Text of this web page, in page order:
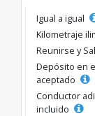
Igual a igual
Kilometraje
Reunirse y
Depósito en
aceptado
Conductor
incluido